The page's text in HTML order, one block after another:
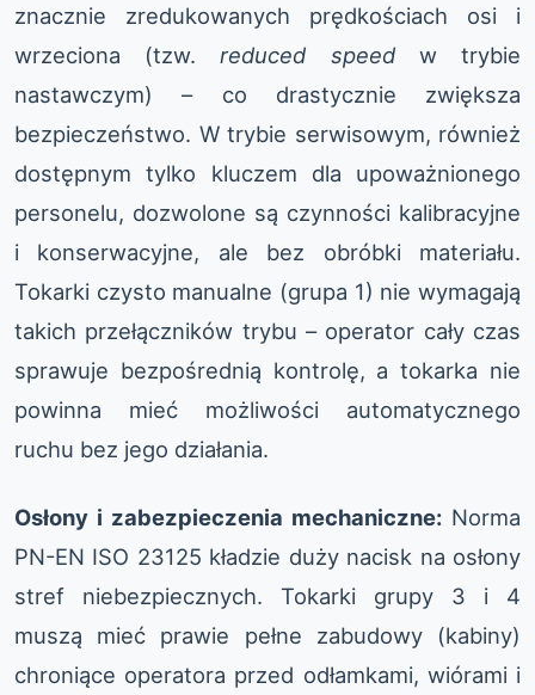
znacznie zredukowanych prędkościach osi i
wrzeciona (tzw.reduced speedw trybie
nastawczym) – co drastycznie zwiększa
bezpieczeństwo. W trybie serwisowym, również
dostępnym tylko kluczem dla upoważnionego
personelu, dozwolone są czynności kalibracyjne
i konserwacyjne, ale bez obróbki materiału.
Tokarki czysto manualne (grupa 1) nie wymagają
takich przełączników trybu – operator cały czas
sprawuje bezpośrednią kontrolę, a tokarka nie
powinna mieć możliwości automatycznego
ruchu bez jego działania.
Osłony i zabezpieczenia mechaniczne: Norma
PN-EN ISO 23125 kładzie duży nacisk na osłony
stref niebezpiecznych. Tokarki grupy 3 i 4
muszą mieć prawie pełne zabudowy (kabiny)
chroniące operatora przed odłamkami, wiórami i